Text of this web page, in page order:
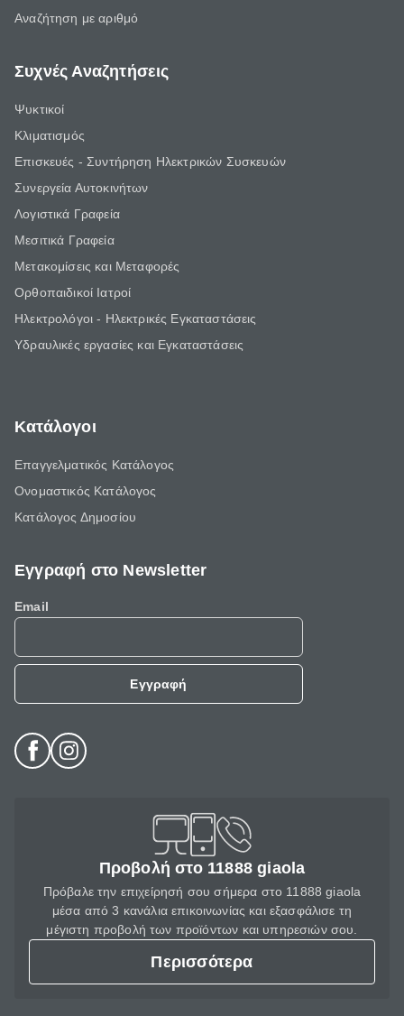
Αναζήτηση με αριθμό
Συχνές Αναζητήσεις
Ψυκτικοί
Κλιματισμός
Επισκευές - Συντήρηση Ηλεκτρικών Συσκευών
Συνεργεία Αυτοκινήτων
Λογιστικά Γραφεία
Μεσιτικά Γραφεία
Μετακομίσεις και Μεταφορές
Ορθοπαιδικοί Ιατροί
Ηλεκτρολόγοι - Ηλεκτρικές Εγκαταστάσεις
Υδραυλικές εργασίες και Εγκαταστάσεις
Κατάλογοι
Επαγγελματικός Κατάλογος
Ονομαστικός Κατάλογος
Κατάλογος Δημοσίου
Εγγραφή στο Newsletter
Email
Εγγραφή
Προβολή στο 11888 giaola
Πρόβαλε την επιχείρησή σου σήμερα στο 11888 giaola
μέσα από 3 κανάλια επικοινωνίας και εξασφάλισε τη
μέγιστη προβολή των προϊόντων και υπηρεσιών σου.
Περισσότερα